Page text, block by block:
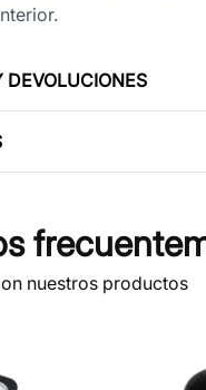
DEVOLUCIONES
nuestros productos